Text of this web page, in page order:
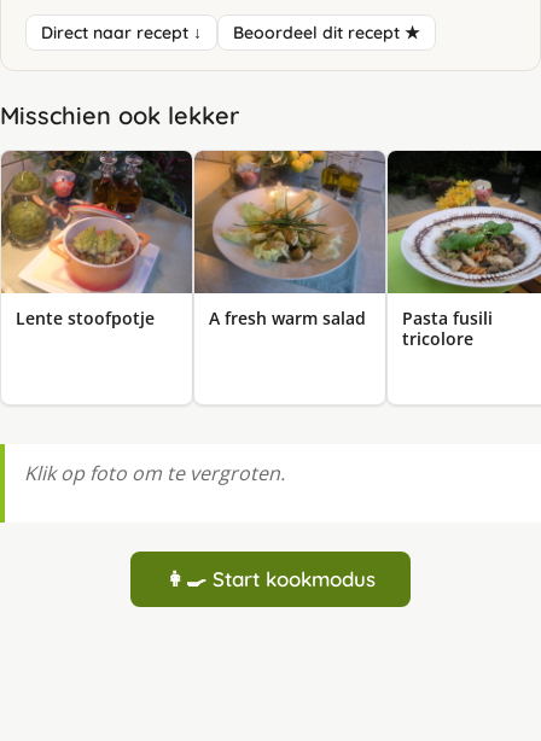
Direct naar recept ↓ Beoordeel dit recept ★
Misschien ook lekker
Lente stoofpotje A fresh warm salad
Pasta fusili
tricolore
Klik op foto om te vergroten.
👩‍🍳 Start kookmodus